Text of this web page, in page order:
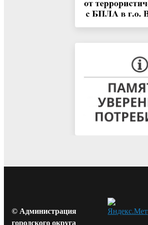
© Администрация
городского округа